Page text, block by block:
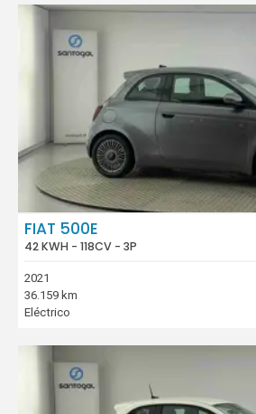
FIAT 500E
42 KWH - 118CV - 3P
2021
36.159 km
Eléctrico